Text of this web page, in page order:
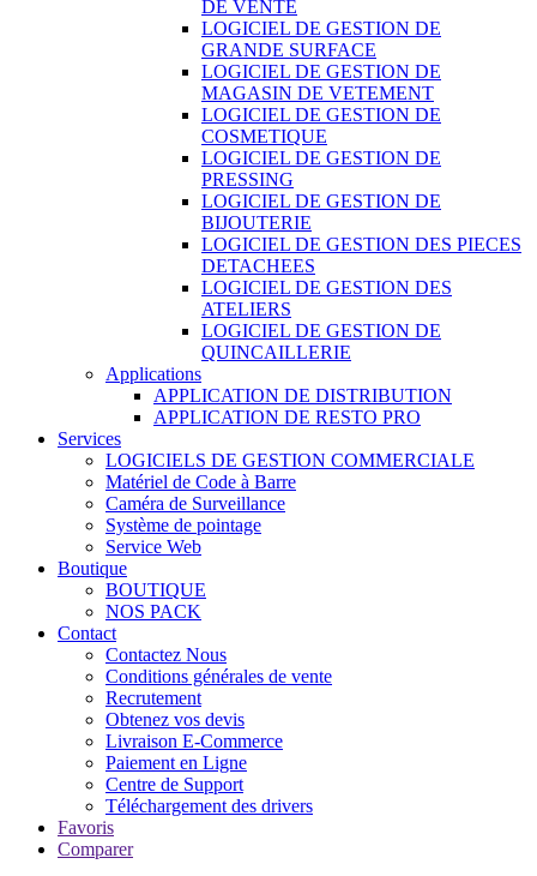
DE VENTE
LOGICIEL DE GESTION DE
GRANDE SURFACE
LOGICIEL DE GESTION DE
MAGASIN DE VETEMENT
LOGICIEL DE GESTION DE
COSMETIQUE
LOGICIEL DE GESTION DE
PRESSING
LOGICIEL DE GESTION DE
BIJOUTERIE
LOGICIEL DE GESTION DES PIECES
DETACHEES
LOGICIEL DE GESTION DES
ATELIERS
LOGICIEL DE GESTION DE
QUINCAILLERIE
Applications
APPLICATION DE DISTRIBUTION
APPLICATION DE RESTO PRO
Services
LOGICIELS DE GESTION COMMERCIALE
Matériel de Code à Barre
Caméra de Surveillance
Système de pointage
Service Web
Boutique
BOUTIQUE
NOS PACK
Contact
Contactez Nous
Conditions générales de vente
Recrutement
Obtenez vos devis
Livraison E-Commerce
Paiement en Ligne
Centre de Support
Téléchargement des drivers
Favoris
Comparer